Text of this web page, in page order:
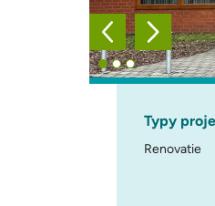
Typy
Renovatie